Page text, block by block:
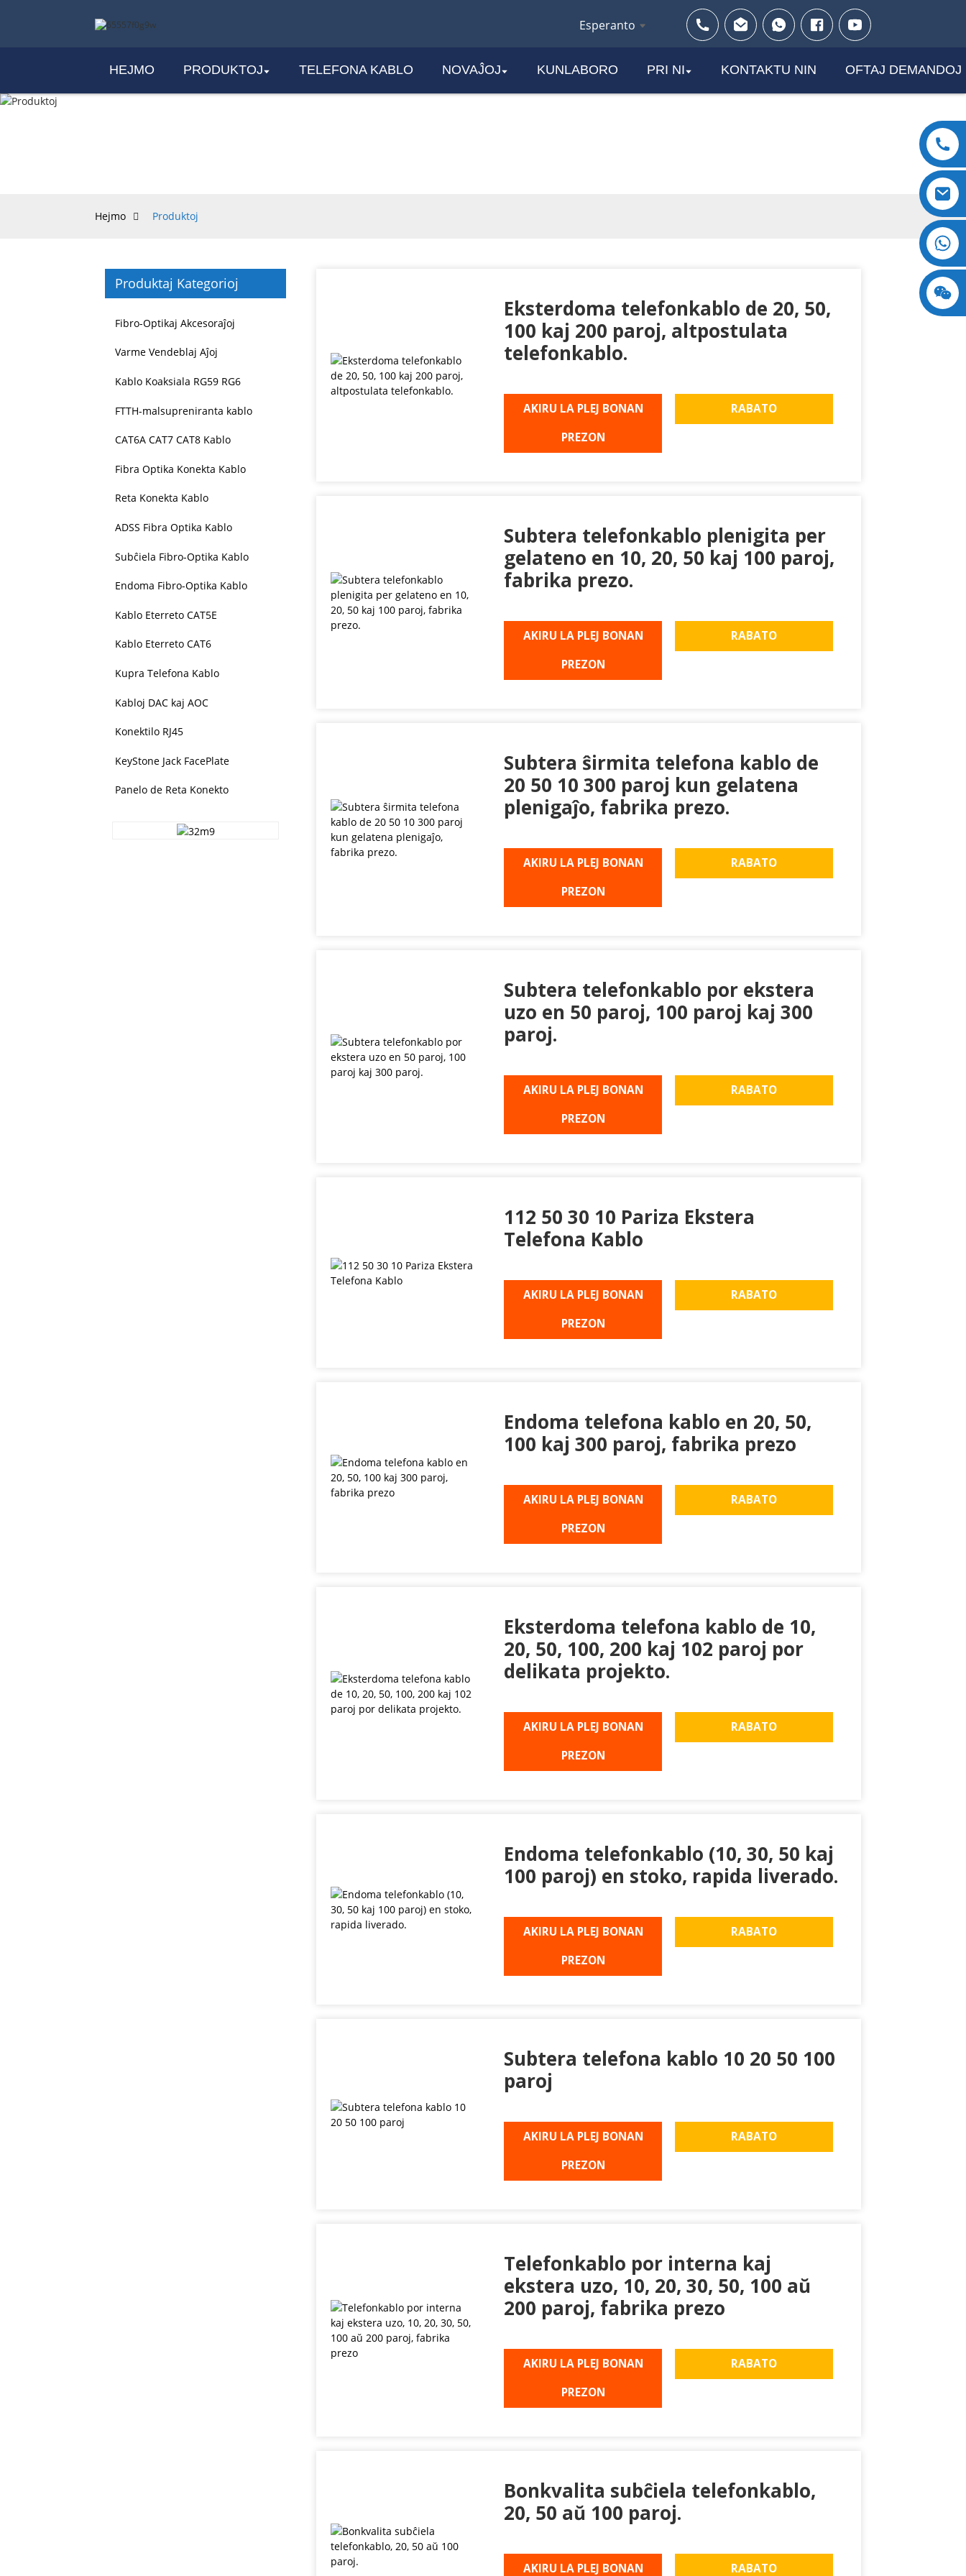
Esperanto
HEJMO PRODUKTOJ TELEFONA KABLO NOVAĴOJ KUNLABORO PRI NI KONTAKTU NIN OFTAJ DEMANDOJ
Hejmo Produktoj
Produktaj Kategorioj
Fibro-Optikaj Akcesoraĵoj
Varme Vendeblaj Aĵoj
Kablo Koaksiala RG59 RG6
FTTH-malsupreniranta kablo
CAT6A CAT7 CAT8 Kablo
Fibra Optika Konekta Kablo
Reta Konekta Kablo
ADSS Fibra Optika Kablo
Subĉiela Fibro-Optika Kablo
Endoma Fibro-Optika Kablo
Kablo Eterreto CAT5E
Kablo Eterreto CAT6
Kupra Telefona Kablo
Kabloj DAC kaj AOC
Konektilo RJ45
KeyStone Jack FacePlate
Panelo de Reta Konekto
Eksterdoma telefonkablo de 20, 50,
100 kaj 200 paroj, altpostulata
telefonkablo.
AKIRU LA PLEJ BONAN
PREZON
RABATO
Subtera telefonkablo plenigita per
gelateno en 10, 20, 50 kaj 100 paroj,
fabrika prezo.
AKIRU LA PLEJ BONAN
PREZON
RABATO
Subtera ŝirmita telefona kablo de
20 50 10 300 paroj kun gelatena
plenigaĵo, fabrika prezo.
AKIRU LA PLEJ BONAN
PREZON
RABATO
Subtera telefonkablo por ekstera
uzo en 50 paroj, 100 paroj kaj 300
paroj.
AKIRU LA PLEJ BONAN
PREZON
RABATO
112 50 30 10 Pariza Ekstera
Telefona Kablo
AKIRU LA PLEJ BONAN
PREZON
RABATO
Endoma telefona kablo en 20, 50,
100 kaj 300 paroj, fabrika prezo
AKIRU LA PLEJ BONAN
PREZON
RABATO
Eksterdoma telefona kablo de 10,
20, 50, 100, 200 kaj 102 paroj por
delikata projekto.
AKIRU LA PLEJ BONAN
PREZON
RABATO
Endoma telefonkablo (10, 30, 50 kaj
100 paroj) en stoko, rapida liverado.
AKIRU LA PLEJ BONAN
PREZON
RABATO
Subtera telefona kablo 10 20 50 100
paroj
AKIRU LA PLEJ BONAN
PREZON
RABATO
Telefonkablo por interna kaj
ekstera uzo, 10, 20, 30, 50, 100 aŭ
200 paroj, fabrika prezo
AKIRU LA PLEJ BONAN
PREZON
RABATO
Bonkvalita subĉiela telefonkablo,
20, 50 aŭ 100 paroj.
AKIRU LA PLEJ BONAN RABATO